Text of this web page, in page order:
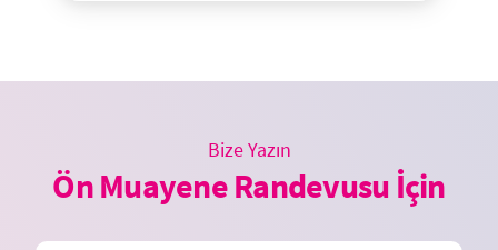
Bize Yazın
Ön Muayene Randevusu İçin